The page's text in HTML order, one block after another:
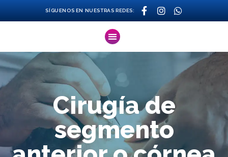
SÍGUENOS EN NUESTRAS REDES:
Cirugía de
segmento